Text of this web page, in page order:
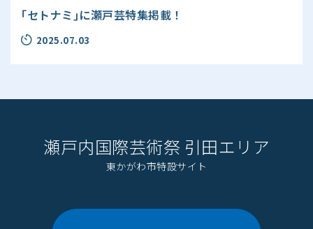
｢セトナミ｣に瀬戸芸特集掲載！
2025.07.03
瀬戸内国際芸術祭 引田エリア
東かがわ市特設サイト